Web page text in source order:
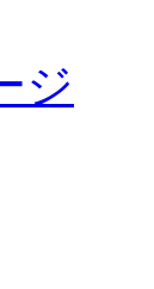
ジ